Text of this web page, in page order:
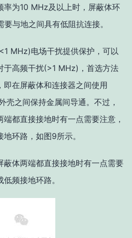
率为10 MHz及以上时，屏蔽体环
与地之间具有低阻抗连接。
MHz)电场干扰提供保护，可以
于高频干扰(>1 MHz)，首选方法
即在屏蔽体和连接器之间使用
壳之间保持金属间导通。不过，
都直接接地时有一点需要注意，
环路，如图9所示。
蔽体两端都直接接地时有一点需要
频接地环路。